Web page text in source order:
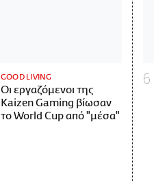
GOOD LIVING
Οι εργαζόμενοι της
Kaizen Gaming βίωσαν
το World Cup από "μέσα"